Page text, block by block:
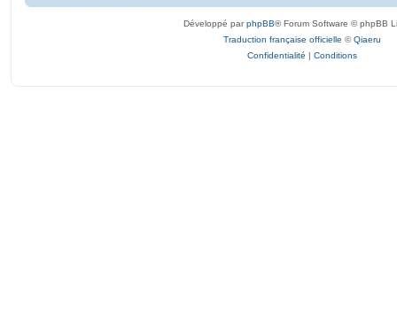
Développé parphpBB® Forum Software © phpBB
Traduction française officielle ©Qiaeru
Confidentialité | Conditions